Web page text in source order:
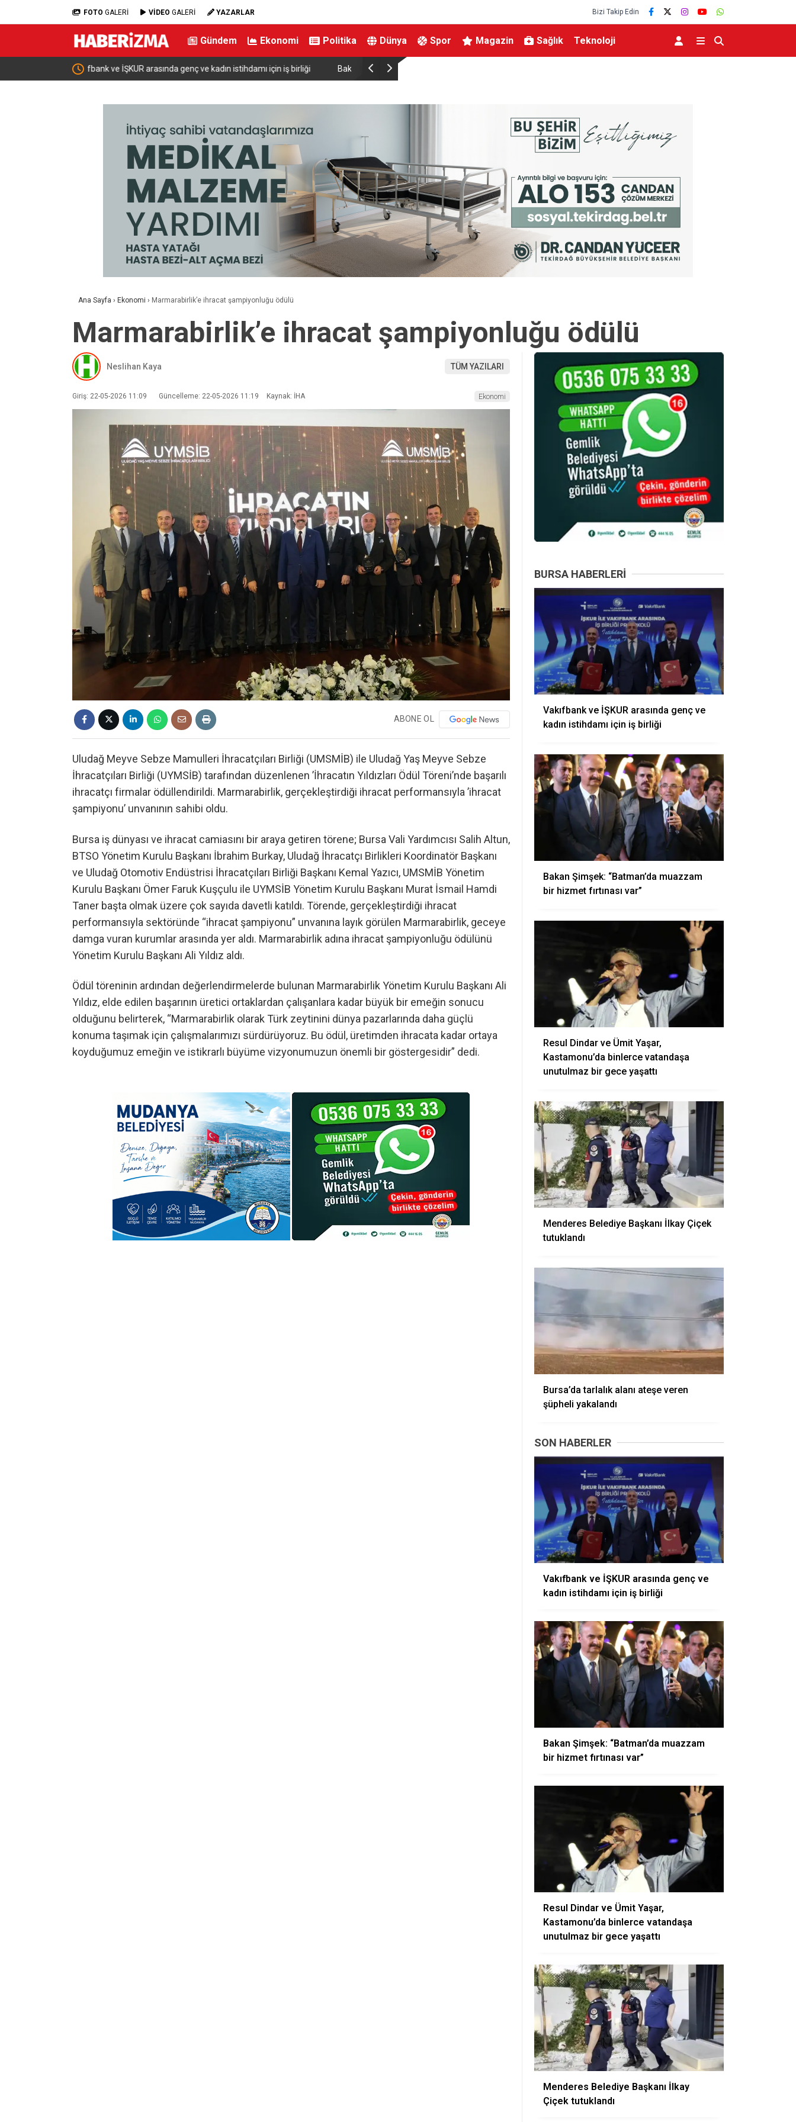
FOTO GALERİ VİDEO GALERİ YAZARLAR Bizi Takip Edin
Gündem Ekonomi Politika Dünya Spor Magazin Sağlık Teknoloji
Bakan Şimşek: “Batman’da muazzam bir hizmet fırtınası var” Resul Dindar ve Ümit Yaşar, Kastamonu’da binlerce vatandaşa
Ana Sayfa › Ekonomi › Marmarabirlik’e ihracat şampiyonluğu ödülü
Marmarabirlik’e ihracat şampiyonluğu ödülü
Neslihan Kaya TÜM YAZILARI
Giriş: 22-05-2026 11:09 Güncelleme: 22-05-2026 11:19 Kaynak: İHA Ekonomi
ABONE OL
Uludağ Meyve Sebze Mamulleri İhracatçıları Birliği (UMSMİB) ile Uludağ Yaş Meyve Sebze
İhracatçıları Birliği (UYMSİB) tarafından düzenlenen ’İhracatın Yıldızları Ödül Töreni’nde başarılı
ihracatçı firmalar ödüllendirildi. Marmarabirlik, gerçekleştirdiği ihracat performansıyla ’ihracat
şampiyonu’ unvanının sahibi oldu.
Bursa iş dünyası ve ihracat camiasını bir araya getiren törene; Bursa Vali Yardımcısı Salih Altun,
BTSO Yönetim Kurulu Başkanı İbrahim Burkay, Uludağ İhracatçı Birlikleri Koordinatör Başkanı
ve Uludağ Otomotiv Endüstrisi İhracatçıları Birliği Başkanı Kemal Yazıcı, UMSMİB Yönetim
Kurulu Başkanı Ömer Faruk Kuşçulu ile UYMSİB Yönetim Kurulu Başkanı Murat İsmail Hamdi
Taner başta olmak üzere çok sayıda davetli katıldı. Törende, gerçekleştirdiği ihracat
performansıyla sektöründe “ihracat şampiyonu” unvanına layık görülen Marmarabirlik, geceye
damga vuran kurumlar arasında yer aldı. Marmarabirlik adına ihracat şampiyonluğu ödülünü
Yönetim Kurulu Başkanı Ali Yıldız aldı.
Ödül töreninin ardından değerlendirmelerde bulunan Marmarabirlik Yönetim Kurulu Başkanı Ali
Yıldız, elde edilen başarının üretici ortaklardan çalışanlara kadar büyük bir emeğin sonucu
olduğunu belirterek, “Marmarabirlik olarak Türk zeytinini dünya pazarlarında daha güçlü
konuma taşımak için çalışmalarımızı sürdürüyoruz. Bu ödül, üretimden ihracata kadar ortaya
koyduğumuz emeğin ve istikrarlı büyüme vizyonumuzun önemli bir göstergesidir” dedi.
BURSA HABERLERI
Vakıfbank ve İŞKUR arasında genç ve
kadın istihdamı için iş birliği
Bakan Şimşek: “Batman’da muazzam
bir hizmet fırtınası var”
Resul Dindar ve Ümit Yaşar,
Kastamonu’da binlerce vatandaşa
unutulmaz bir gece yaşattı
Menderes Belediye Başkanı İlkay Çiçek
tutuklandı
Bursa’da tarlalık alanı ateşe veren
şüpheli yakalandı
SON HABERLER
Vakıfbank ve İŞKUR arasında genç ve
kadın istihdamı için iş birliği
Bakan Şimşek: “Batman’da muazzam
bir hizmet fırtınası var”
Resul Dindar ve Ümit Yaşar,
Kastamonu’da binlerce vatandaşa
unutulmaz bir gece yaşattı
Menderes Belediye Başkanı İlkay
Çiçek tutuklandı